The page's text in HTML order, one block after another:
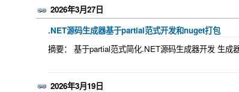
2026年3月27日
.NET源码生成器基于partial范式开发和nuget打包
摘要： 基于partial范式简化.NET源码生成器开发 生成
2026年3月19日